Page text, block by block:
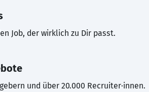
Job, der wirklich zu Dir passt.
und über 20.000 Recruiter·innen.